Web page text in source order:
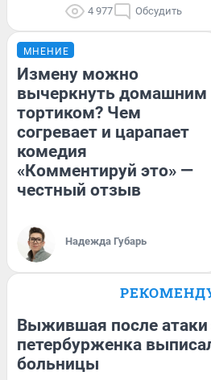
4 977 Обсудить
МНЕНИЕ
Измену можно
вычеркнуть домашним
тортиком? Чем
согревает и царапает
комедия
«Комментируй это» —
честный отзыв
Надежда Губарь
Выжившая после атаки
петербурженка
больницы